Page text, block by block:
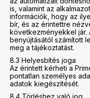
is, valamint az
információk, hogy az
bír, és az érintettre
következményekkel jár.
benyújtásától számított
meg a tájékoztatást.
8.3 Helyesbítés joga
Az érintett kérheti a
pontatlan személyes
adatok kiegészítését.
8.4 Törléshez való jog